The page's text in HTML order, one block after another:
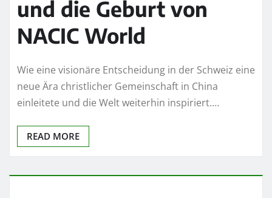
und die Geburt von
NACIC World
Wie eine visionäre Entscheidung in der Schweiz eine
neue Ära christlicher Gemeinschaft in China
einleitete und die Welt weiterhin inspiriert.…
READ MORE